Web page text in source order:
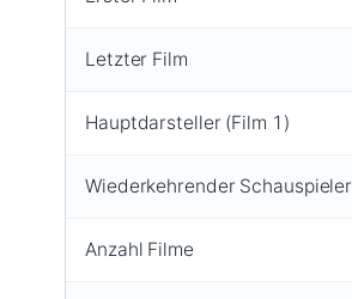
Letzter Film
Hauptdarsteller (Film 1)
Wiederkehrender Schauspieler
Anzahl Filme